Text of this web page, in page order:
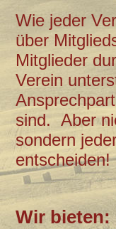
Wie jeder
über
Mitglieder
Verein
sind. Aber
sondern
entscheiden!
Wir bieten: